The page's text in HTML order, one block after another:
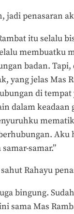
jadi penasaran
itu selalu
membuatku
badan.
yang jelas Mas
di tempat
dalam keadaan
Aku
samar.”
Rahayu
bingung.
sama Mas